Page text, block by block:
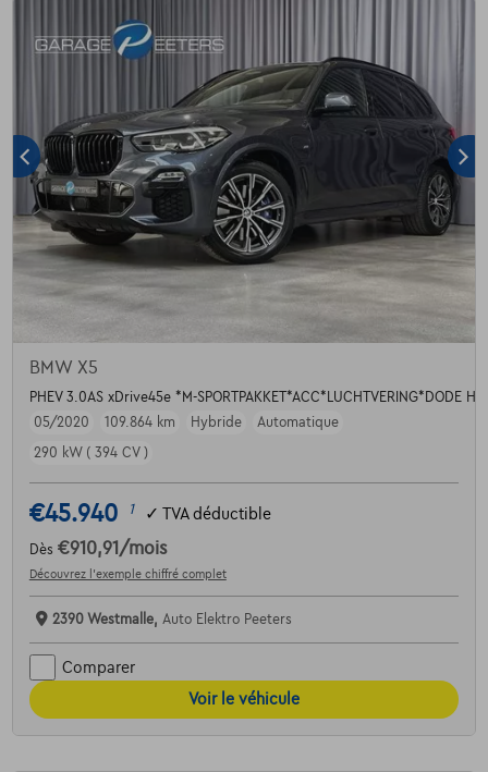
BMW X5
PHEV 3.0AS xDrive45e *M-SPORTPAKKET*ACC*LUCHTVERING*DODE
05/2020
109.864 km Hybride
Automatique
290 kW ( 394 CV )
€45.940 1 ✓ TVA déductible
Dès €910,91 /mois
Découvrez l’exemple chiffré complet
2390 Westmalle, Auto Elektro Peeters
Comparer
Voir le véhicule